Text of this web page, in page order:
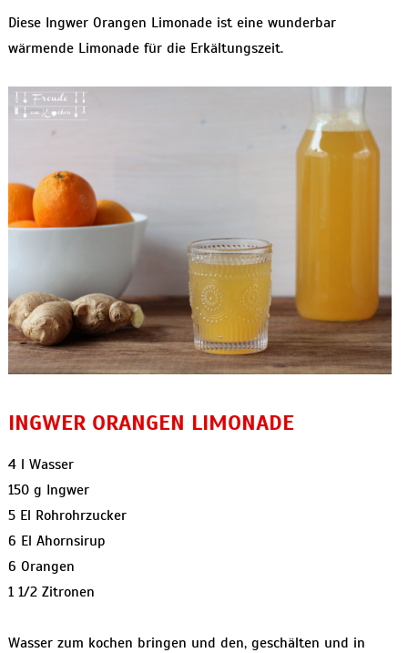
Diese Ingwer Orangen Limonade ist eine wunderbar
wärmende Limonade für die Erkältungszeit.
INGWER ORANGEN LIMONADE
4 l Wasser
150 g Ingwer
5 El Rohrohrzucker
6 El Ahornsirup
6 Orangen
1 1/2 Zitronen
Wasser zum kochen bringen und den, geschälten und in